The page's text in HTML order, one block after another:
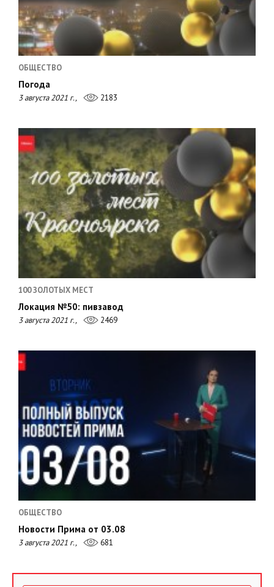
ОБЩЕСТВО
Погода
3 августа 2021 г., 2183
100 ЗОЛОТЫХ МЕСТ
Локация №50: пивзавод
3 августа 2021 г., 2469
ОБЩЕСТВО
Новости Прима от 03.08
3 августа 2021 г., 681